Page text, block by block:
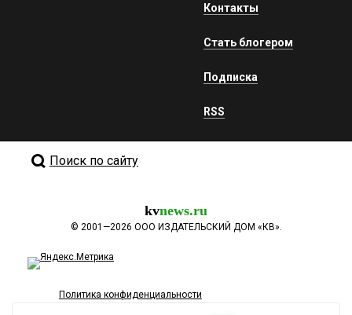
Контакты
Стать блогером
Подписка
RSS
Поиск по сайту
kvnews.ru
© 2001—2026 ООО ИЗДАТЕЛЬСКИЙ ДОМ «КВ».
Политика конфиденциальности